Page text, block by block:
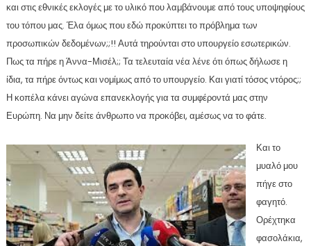
και στις εθνικές εκλογές με το υλικό που λαμβάνουμε από τους υποψηφίους
του τόπου μας. Έλα όμως που εδώ προκύπτει το πρόβλημα των
προσωπικών δεδομένων;;!! Αυτά τηρούνται στο υπουργείο εσωτερικών.
Πως τα πήρε η Άννα-Μισέλ;; Τα τελευταία νέα λένε ότι όπως δήλωσε η
ίδια, τα πήρε όντως και νομίμως από το υπουργείο. Και γιατί τόσος ντόρος;;
Η κοπέλα κάνει αγώνα επανεκλογής για τα συμφέροντά μας στην
Ευρώπη. Να μην δείτε άνθρωπο να προκόβει, αμέσως να το φάτε.
Και το
μυαλό μου
πήγε στο
φαγητό.
Ορέχτηκα
φασολάκια,